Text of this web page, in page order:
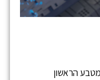
הראשון